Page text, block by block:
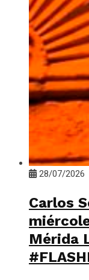
28/07/2026
Carlos
Mérida